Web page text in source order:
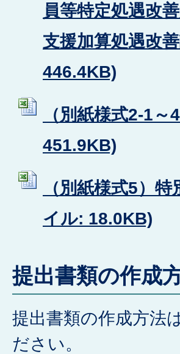
員等特定処遇改
支援加算処遇改
446.4KB)
（別紙様式2-1
451.9KB)
（別紙様式5）
イル: 18.0KB)
提出書類の作成
提出書類の作成方法
ださい。